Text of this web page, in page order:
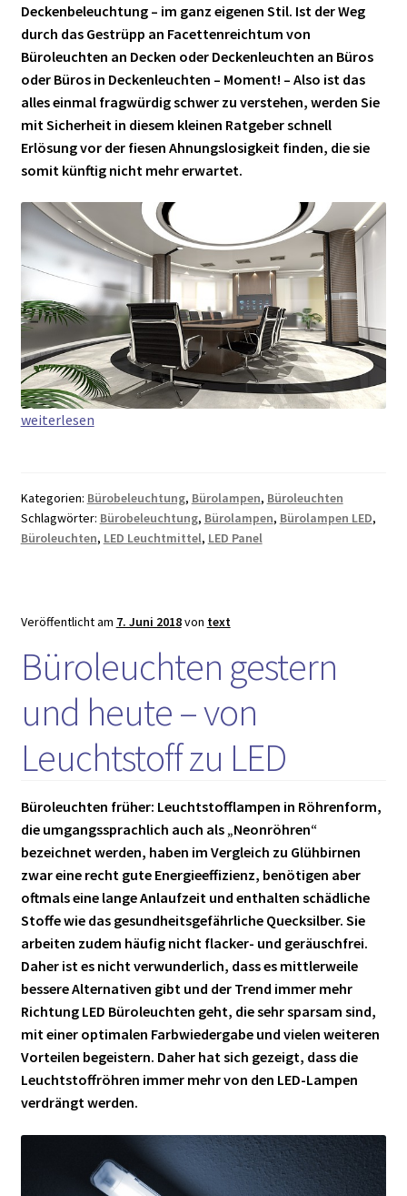
Deckenbeleuchtung – im ganz eigenen Stil. Ist der Weg
durch das Gestrüpp an Facettenreichtum von
Büroleuchten an Decken oder Deckenleuchten an Büros
oder Büros in Deckenleuchten – Moment! – Also ist das
alles einmal fragwürdig schwer zu verstehen, werden Sie
mit Sicherheit in diesem kleinen Ratgeber schnell
Erlösung vor der fiesen Ahnungslosigkeit finden, die sie
somit künftig nicht mehr erwartet.
Mit
verschönern
–
Tipps
weiterlesen
Kategorien: Bürobeleuchtung, Bürolampen, Büroleuchten
Schlagwörter: Bürobeleuchtung, Bürolampen, Bürolampen LED,
Büroleuchten, LED Leuchtmittel, LED Panel
Veröffentlicht am 7. Juni 2018von text
Büroleuchten gestern
und heute – von
Leuchtstoff zu LED
Büroleuchten früher: Leuchtstofflampen in Röhrenform,
die umgangssprachlich auch als „Neonröhren“
bezeichnet werden, haben im Vergleich zu Glühbirnen
zwar eine recht gute Energieeffizienz, benötigen aber
oftmals eine lange Anlaufzeit und enthalten schädliche
Stoffe wie das gesundheitsgefährliche Quecksilber. Sie
arbeiten zudem häufig nicht flacker- und geräuschfrei.
Daher ist es nicht verwunderlich, dass es mittlerweile
bessere Alternativen gibt und der Trend immer mehr
Richtung LED Büroleuchten geht, die sehr sparsam sind,
mit einer optimalen Farbwiedergabe und vielen weiteren
Vorteilen begeistern. Daher hat sich gezeigt, dass die
Leuchtstoffröhren immer mehr von den LED-Lampen
verdrängt werden.